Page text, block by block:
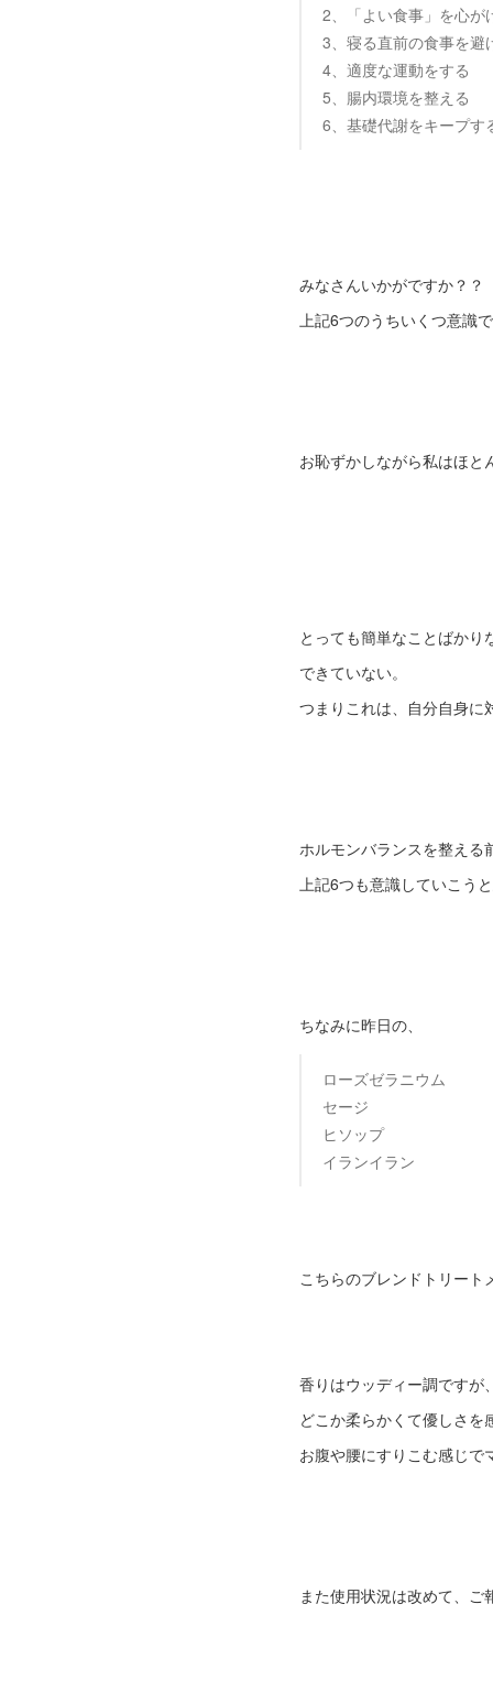
2、「よい食事」を心が
3、寝る直前の食事を避
4、適度な運動をする
5、腸内環境を整える
6、基礎代謝をキープす
みなさんいかがですか？？
上記6つのうちいくつ意識
お恥ずかしながら私はほと
とっても簡単なことばかり
できていない。
つまりこれは、自分自身に
ホルモンバランスを整える
上記6つも意識していこう
ちなみに昨日の、
ローズゼラニウム
セージ
ヒソップ
イランイラン
こちらのブレンドトリー
香りはウッディー調ですが、
どこか柔らかくて優しさを
お腹や腰にすりこむ感じで
また使用状況は改めて、